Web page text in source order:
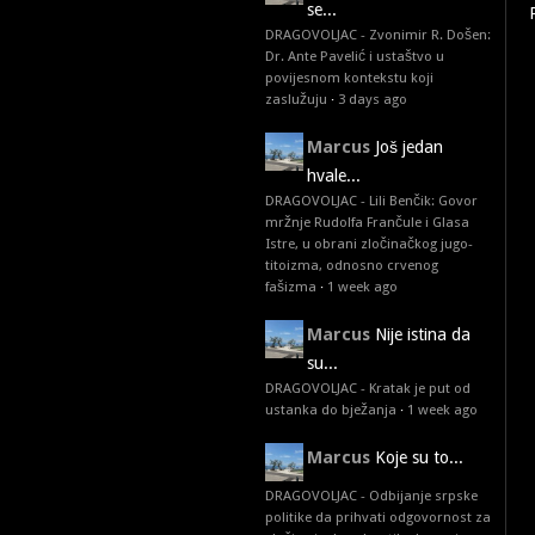
se...
DRAGOVOLJAC - Zvonimir R. Došen:
Dr. Ante Pavelić i ustaštvo u
povijesnom kontekstu koji
zaslužuju · 3 days ago
Marcus Još jedan
hvale...
DRAGOVOLJAC - Lili Benčik: Govor
mržnje Rudolfa Frančule i Glasa
Istre, u obrani zločinačkog jugo-
titoizma, odnosno crvenog
fašizma · 1 week ago
Marcus Nije istina da
su...
DRAGOVOLJAC - Kratak je put od
ustanka do bježanja · 1 week ago
Marcus Koje su to...
DRAGOVOLJAC - Odbijanje srpske
politike da prihvati odgovornost za